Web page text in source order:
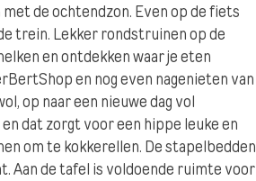
de ochtendzon. Even op de fiets
trein. Lekker rondstruinen op de
en ontdekken waar je eten
en nog even nagenieten van
op naar een nieuwe dag vol
dat zorgt voor een hippe leuke en
om te kokkerellen. De stapelbedden
Aan de tafel is voldoende ruimte voor